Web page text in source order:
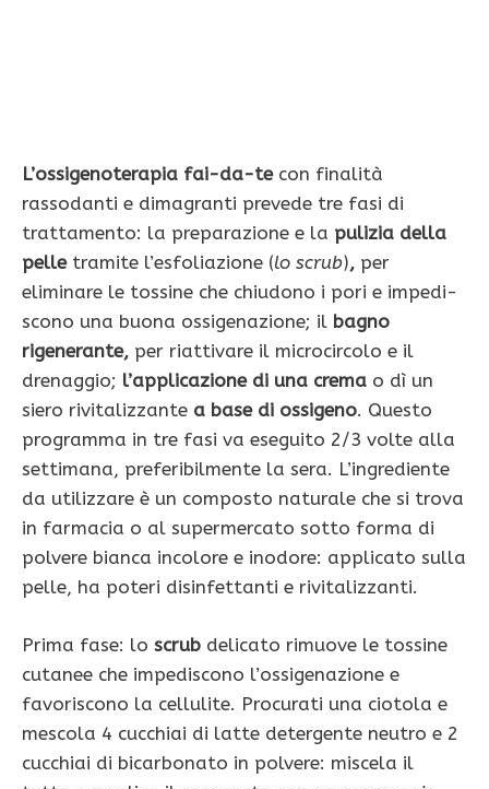
L’ossigenoterapia fai-da-tecon finalità
rassodanti e dimagranti prevede tre fasi di
trattamento: la preparazione e la pulizia della
pelletra­mite l’esfoliazione (lo scrub), per
elimina­re le tossine che chiudono i pori e impedi­
scono una buona ossigenazione; il bagno
rigenerante, per riattivare il microcircolo e il
drenaggio; l’applicazione di una crema o dì un
siero rivitalizzante a base di ossigeno. Questo
programma in tre fasi va eseguito 2/­3 volte alla
settimana, preferibilmente la sera. L’ingrediente
da utilizzare è un composto naturale che si trova
in farmacia o al supermercato sotto forma di
polvere bianca incolore e inodore: applicato sulla
pelle, ha poteri disinfettanti e rivitalizzanti.
Prima fase: lo scrub delicato rimuove le tossine
cutanee che impediscono l’ossigenazione e
favoriscono la cellulite. Procurati una ciotola e
mescola 4 cucchiai di latte detergente neutro e 2
cucchiai di bicarbonato in polvere: miscela il